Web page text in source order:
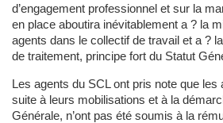
d’engagement professionnel et sur la
en place aboutira inévitablement a ? la
agents dans le collectif de travail et a ?
de traitement, principe fort du Statut
Les agents du SCL ont pris note que
suite à leurs mobilisations et à la
Générale, n’ont pas été soumis à la